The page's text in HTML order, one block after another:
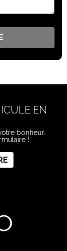
EN
bonheur.
!